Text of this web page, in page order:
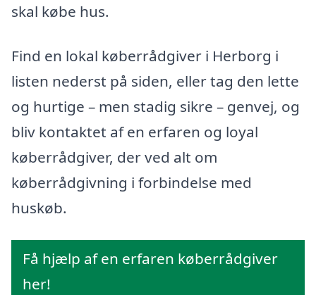
skal købe hus.
Find en lokal køberrådgiver i Herborg i
listen nederst på siden, eller tag den lette
og hurtige – men stadig sikre – genvej, og
bliv kontaktet af en erfaren og loyal
køberrådgiver, der ved alt om
køberrådgivning i forbindelse med
huskøb.
Få hjælp af en erfaren køberrådgiver
her!